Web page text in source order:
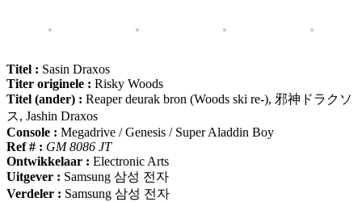
Titel : Sasin Draxos
Titer originele : Risky Woods
Titel (ander) : Reaper deurak bron (Woods ski re-), 邪神ドラクソ
ス, Jashin Draxos
Console : Megadrive / Genesis / Super Aladdin Boy
Ref # : GM 8086 JT
Ontwikkelaar : Electronic Arts
Uitgever : Samsung 삼성 전자
Verdeler : Samsung 삼성 전자